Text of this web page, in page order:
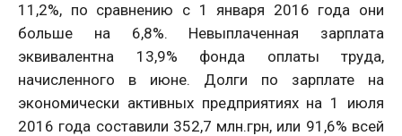
11,2%, по сравнению с 1 января 2016 года они
больше на 6,8%. Невыплаченная зарплата
эквивалентна 13,9% фонда оплаты труда,
начисленного в июне. Долги по зарплате на
экономически активных предприятиях на 1 июля
2016 года составили 352,7 млн.грн, или 91,6% всей